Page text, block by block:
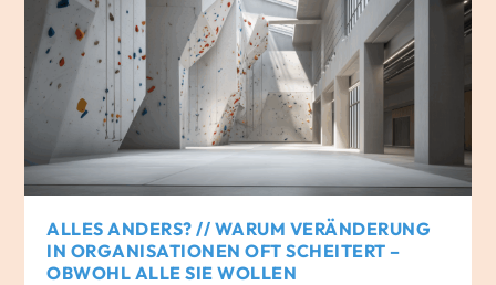
ALLES ANDERS? // WARUM VERÄNDERUNG
IN ORGANISATIONEN OFT SCHEITERT –
OBWOHL ALLE SIE WOLLEN